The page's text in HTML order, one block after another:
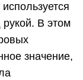
В этом
значение,